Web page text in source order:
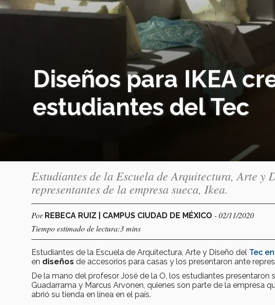
Diseños para IKEA
estudiantes del Tec
Estudiantes de la Escuela de Arquitectura, Arte y
representantes de la empresa sueca, Ikea.
Por REBECA RUIZ | CAMPUS CIUDAD DE MÉXICO - 02/11/2020
Tiempo estimado de lectura:3 mins
Estudiantes de la Escuela de Arquitectura, Arte y Diseño del Tec
en diseños de accesorios para casas y los presentaron ante
De la mano del profesor José de la O, los estudiantes presentaron
Guadarrama y Marcus Arvonen, quienes son parte de la empresa
abrió su tienda en línea en el país.